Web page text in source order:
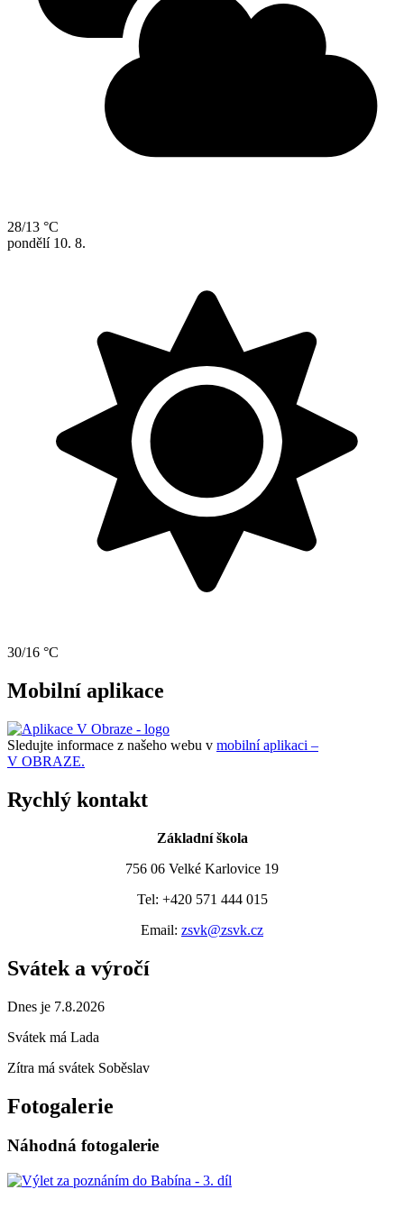
28/13 °C
pondělí 10. 8.
30/16 °C
Mobilní aplikace
Sledujte informace z našeho webu v mobilní aplikaci –
V OBRAZE.
Rychlý kontakt
Základní škola
756 06 Velké Karlovice 19
Tel: +420 571 444 015
Email: zsvk@zsvk.cz
Svátek a výročí
Dnes je 7.8.2026
Svátek má Lada
Zítra má svátek Soběslav
Fotogalerie
Náhodná fotogalerie